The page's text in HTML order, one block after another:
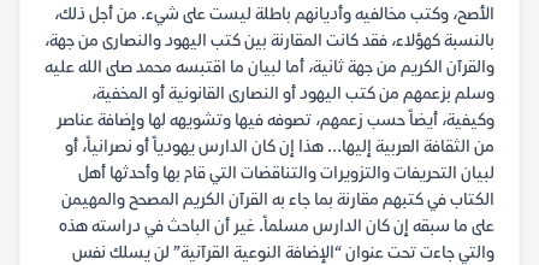
الأصح، وكتب مخالفيه وأديانهم باطلة ليست على شيء. من أجل ذلك،
بالنسبة كهؤلاء، فقد كانت المقارنة بين كتب اليهود والنصارى من جهة،
والقرآن الكريم من جهة ثانية، أما لبيان ما اقتبسه محمد صلى الله عليه
وسلم بزعمهم من كتب اليهود أو النصارى القانونية أو المخفية،
وكيفية، أيضاً حسب زعمهم، تصوفه فيها وتشويهه لها وإضافة عناصر
من الثقافة العربية إليها… هذا إن كان الدارس يهودياً أو نصرانياً، أو
لبيان التحريفات والتزويرات والتناقضات التي قام بها وأحدثها أهل
الكتاب في كتبهم مقارنة بما جاء به القرآن الكريم المصحح والمهيمن
على ما سبقه إن كان الدارس مسلماً. غير أن الباحث في دراسته هذه
والتي جاءت تحت عنوان “الإضافة النوعية القرآنية” لن يسلك نفس